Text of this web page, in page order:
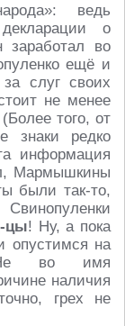
ведь
о
во
ещё и
слуг своих
не менее
того, от
знаки редко
информация
Мармышкины
были так-то,
цы! Ну, а пока
опустимся на
Не во имя
наличия
грех не